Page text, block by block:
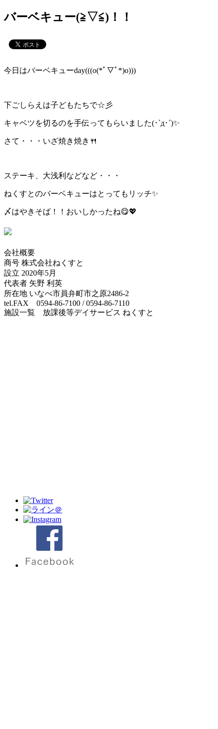
バーベキュー(≧▽≦)！！
今日はバーベキューday(((o(*ﾟ▽ﾟ*)o)))
下ごしらえは子どもたちで☆彡
キャベツを切るのを手伝ってもらいました(･`д･´)✨
さて・・・いざ焼き焼き🍴
ステーキ、大浅利などなど・・・
ねくすとのバーベキューはとってもリッチ✨
〆はやきそば！！おいしかったね😋💖
会社概要
商号 株式会社ねくすと
設立 2020年5月
代表者 矢野 利英
所在地 いなべ市員弁町市之原2486-2
tel.FAX 0594-86-7100 / 0594-86-7110
施設一覧 放課後等デイサービス ねくすと